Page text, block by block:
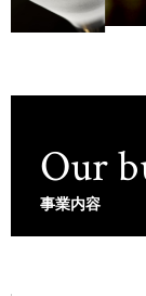
Our
事業内容